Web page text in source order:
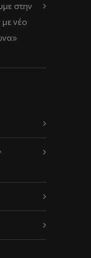
στην
νέο